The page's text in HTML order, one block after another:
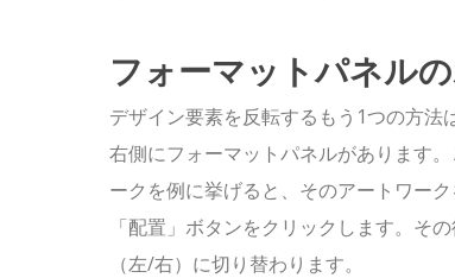
フォーマットパネル
デザイン要素を反転するもう1つの方
右側にフォーマットパネルがあります
ークを例に挙げると、そのアートワー
「配置」ボタンをクリックします。そ
（左/右）に切り替わります。